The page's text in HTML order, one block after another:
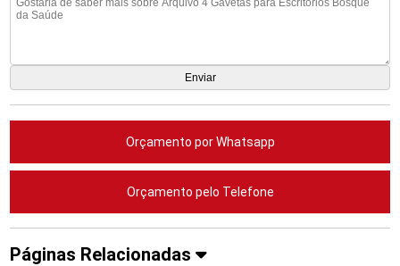
Orçamento por Whatsapp
Orçamento pelo Telefone
Páginas Relacionadas